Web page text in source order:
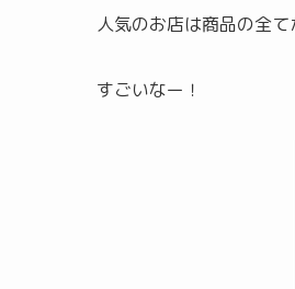
人気のお店は商品の全て
すごいなー！